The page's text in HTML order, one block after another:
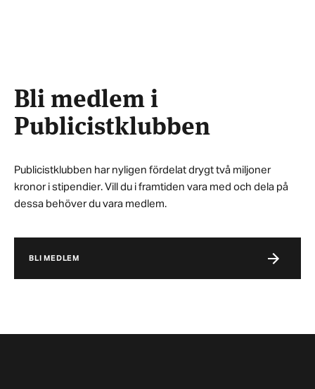
Bli medlem i
Publicistklubben
Publicistklubben har nyligen fördelat drygt två miljoner
kronor i stipendier. Vill du i framtiden vara med och dela på
dessa behöver du vara medlem.
BLI MEDLEM